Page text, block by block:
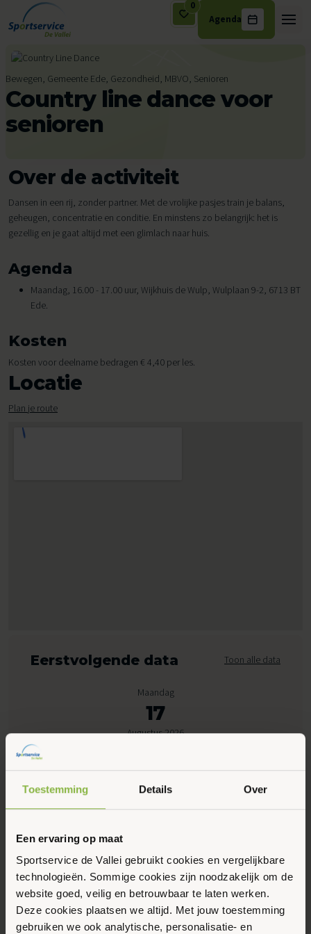
Toestemming Details Over
Een ervaring op maat
Sportservice de Vallei gebruikt cookies en vergelijkbare
technologieën. Sommige cookies zijn noodzakelijk om de
website goed, veilig en betrouwbaar te laten werken.
Deze cookies plaatsen we altijd. Met jouw toestemming
gebruiken we ook analytische, personalisatie- en
Ga naar de inhoud
0
Agenda
Bewegen, Gemeente Ede, Gezondheid, MBVO, Senioren
Country line dance voor
senioren
Over de activiteit
Dansen in een rij, zonder partner. Met de vrolijke pasjes train je balans,
geheugen, concentratie en conditie. En minstens zo belangrijk: het is
gezellig en je gaat altijd met een glimlach naar huis.
Agenda
Maandag, 16.00 - 17.00 uur, Wijkhuis de Wulp, Wulplaan 9-2, 6713 BT
Ede.
Kosten
Kosten voor deelname bedragen € 4,40 per les.
Locatie
Plan je route
Eerstvolgende data Toon alle data
Maandag
17
Augustus 2026
Wulplaan 9-2, Ede
Maak favoriet
Gerelateerde activiteiten